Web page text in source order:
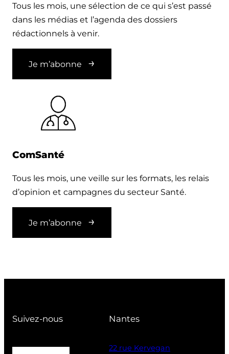
Tous les mois, une sélection de ce qui s’est passé
dans les médias et l’agenda des dossiers
rédactionnels à venir.
Je m’abonne
ComSanté
Tous les mois, une veille sur les formats, les relais
d’opinion et campagnes du secteur Santé.
Je m’abonne
Suivez-nous Nantes
22 rue Kervegan